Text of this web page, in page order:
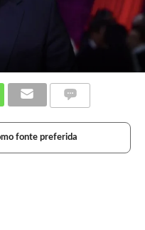
fonte preferida